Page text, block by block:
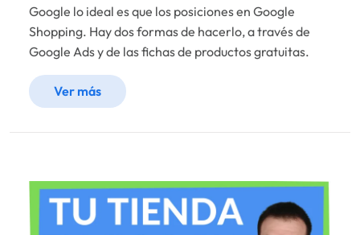
Google lo ideal es que los posiciones en Google
Shopping. Hay dos formas de hacerlo, a través de
Google Ads y de las fichas de productos gratuitas.
Ver más